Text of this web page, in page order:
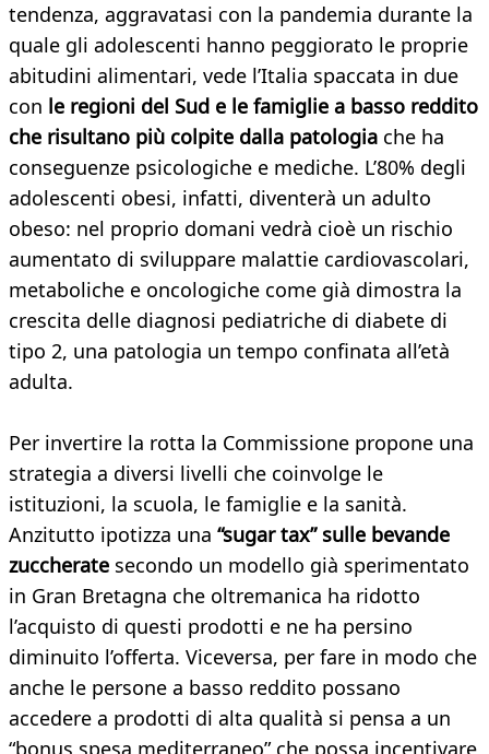
tendenza, aggravatasi con la pandemia durante la
quale gli adolescenti hanno peggiorato le proprie
abitudini alimentari, vede l’Italia spaccata in due
con le regioni del Sud e le famiglie a basso reddito
che risultano più colpite dalla patologia che ha
conseguenze psicologiche e mediche. L’80% degli
adolescenti obesi, infatti, diventerà un adulto
obeso: nel proprio domani vedrà cioè un rischio
aumentato di sviluppare malattie cardiovascolari,
metaboliche e oncologiche come già dimostra la
crescita delle diagnosi pediatriche di diabete di
tipo 2, una patologia un tempo confinata all’età
adulta.
Per invertire la rotta la Commissione propone una
strategia a diversi livelli che coinvolge le
istituzioni, la scuola, le famiglie e la sanità.
Anzitutto ipotizza una “sugar tax” sulle bevande
zuccherate secondo un modello già sperimentato
in Gran Bretagna che oltremanica ha ridotto
l’acquisto di questi prodotti e ne ha persino
diminuito l’offerta. Viceversa, per fare in modo che
anche le persone a basso reddito possano
accedere a prodotti di alta qualità si pensa a un
“bonus spesa mediterraneo” che possa incentivare